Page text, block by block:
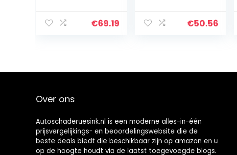
Strobe Lamp
€69.19
Timing Strobe
€50.56
Over ons
Autoschaderuesink.nl is een moderne alles-in-één
prijsvergelijkings- en beoordelingswebsite die de
beste deals biedt die beschikbaar zijn op amazon en u
op de hoogte houdt via de laatst toegevoegde blogs.